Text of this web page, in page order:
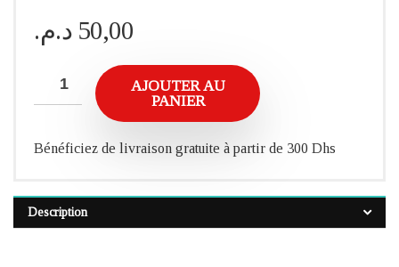
50,00 د.م.
AJOUTER AU
PANIER
Bénéficiez de livraison gratuite à partir de 300 Dhs
Description